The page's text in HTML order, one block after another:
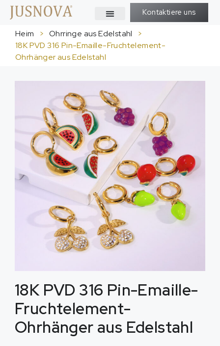
Kontaktiere uns
Heim > Ohrringe aus Edelstahl
>
18K PVD 316 Pin-Emaille-Fruchtelement-
Ohrhänger aus Edelstahl
18K PVD 316 Pin-Emaille-
Fruchtelement-
Ohrhänger aus Edelstahl